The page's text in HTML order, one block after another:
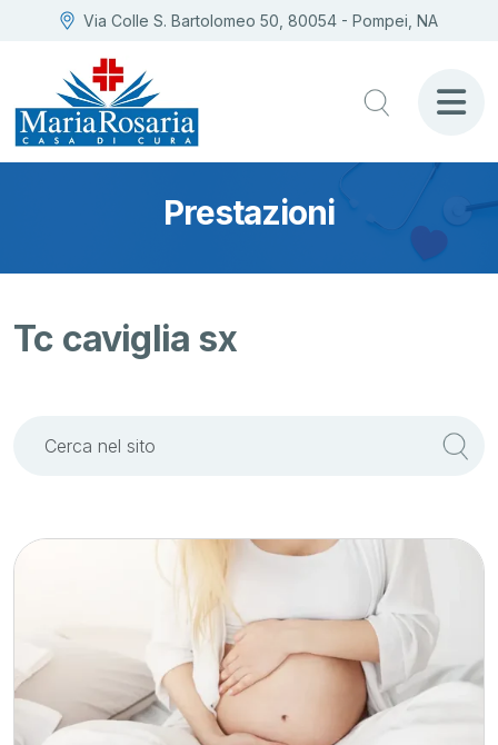
Via Colle S. Bartolomeo 50, 80054 - Pompei, NA
Prestazioni
Tc caviglia sx